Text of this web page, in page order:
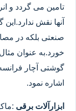
تامین می گردد و
آنها نقش
صنعتی بلکه در
خورد.به عنوان مثال
گوشتی آچار فرانسه
اشاره نمود.
ابزارآلات برقی